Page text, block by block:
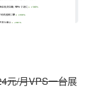
元/月VPS一台展